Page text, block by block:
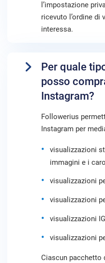
l’impostazione
ricevuto l’ordine di
interessa.
Per quale
posso
Instagram?
Followerius
Instagram per
visualizzazioni
immagini e i
visualizzazioni
visualizzazioni
visualizzazioni
visualizzazioni
Ciascun pacchetto